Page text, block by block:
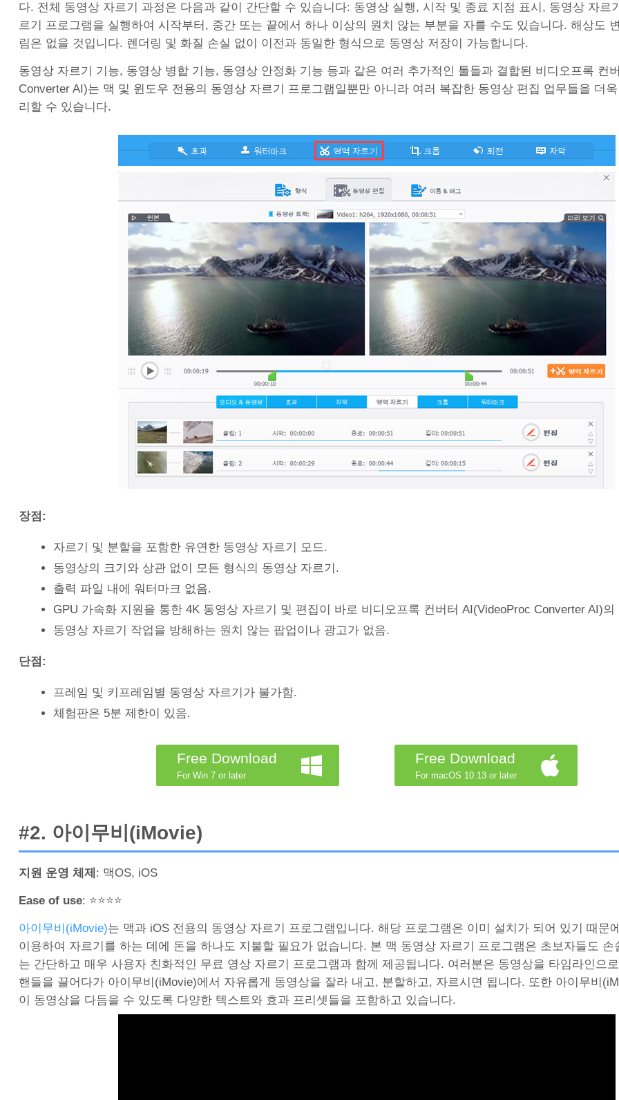
다. 전체 동영상 자르기 과정은 다음과 같이 간단할 수 있습니다: 동영상 실행, 시작 및 종료 지점 표시, 동영상 자르
르기 프로그램을 실행하여 시작부터, 중간 또는 끝에서 하나 이상의 원치 않는 부분을 자를 수도 있습니다. 해상도
림은 없을 것입니다. 렌더링 및 화질 손실 없이 이전과 동일한 형식으로 동영상 저장이 가능합니다.
동영상 자르기 기능, 동영상 병합 기능, 동영상 안정화 기능 등과 같은 여러 추가적인 툴들과 결합된 비디오프록 컨
Converter AI)는 맥 및 윈도우 전용의 동영상 자르기 프로그램일뿐만 아니라 여러 복잡한 동영상 편집 업무들을 더
리할 수 있습니다.
장점:
자르기 및 분할을 포함한 유연한 동영상 자르기 모드.
동영상의 크기와 상관 없이 모든 형식의 동영상 자르기.
출력 파일 내에 워터마크 없음.
GPU 가속화 지원을 통한 4K 동영상 자르기 및 편집이 바로 비디오프록 컨버터 AI(VideoProc Converter AI)의
동영상 자르기 작업을 방해하는 원치 않는 팝업이나 광고가 없음.
단점:
프레임 및 키프레임별 동영상 자르기가 불가함.
체험판은 5분 제한이 있음.
Free Download
For Win 7 or later
Free Download
For macOS 10.13 or later
#2. 아이무비(iMovie)
지원 운영 체제 : 맥OS, iOS
Ease of use: ⭐⭐⭐⭐
아이무비(iMovie)는 맥과 iOS 전용의 동영상 자르기 프로그램입니다. 해당 프로그램은 이미 설치가 되어 있기 때문
이용하여 자르기를 하는 데에 돈을 하나도 지불할 필요가 없습니다. 본 맥 동영상 자르기 프로그램은 초보자들도 손
는 간단하고 매우 사용자 친화적인 무료 영상 자르기 프로그램과 함께 제공됩니다. 여러분은 동영상을 타임라인으
핸들을 끌어다가 아이무비(iMovie)에서 자유롭게 동영상을 잘라 내고, 분할하고, 자르시면 됩니다. 또한 아이무비
이 동영상을 다듬을 수 있도록 다양한 텍스트와 효과 프리셋들을 포함하고 있습니다.